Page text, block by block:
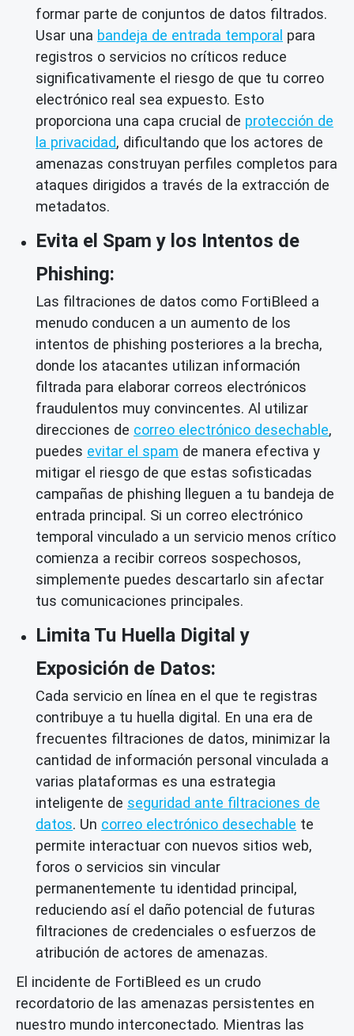
formar parte de conjuntos de datos filtrados.
Usar una bandeja de entrada temporal para
registros o servicios no críticos reduce
significativamente el riesgo de que tu correo
electrónico real sea expuesto. Esto
proporciona una capa crucial de protección de
la privacidad, dificultando que los actores de
amenazas construyan perfiles completos para
ataques dirigidos a través de la extracción de
metadatos.
Evita el Spam y los Intentos de
Phishing:
Las filtraciones de datos como FortiBleed a
menudo conducen a un aumento de los
intentos de phishing posteriores a la brecha,
donde los atacantes utilizan información
filtrada para elaborar correos electrónicos
fraudulentos muy convincentes. Al utilizar
direcciones de correo electrónico desechable,
puedes evitar el spam de manera efectiva y
mitigar el riesgo de que estas sofisticadas
campañas de phishing lleguen a tu bandeja de
entrada principal. Si un correo electrónico
temporal vinculado a un servicio menos crítico
comienza a recibir correos sospechosos,
simplemente puedes descartarlo sin afectar
tus comunicaciones principales.
Limita Tu Huella Digital y
Exposición de Datos:
Cada servicio en línea en el que te registras
contribuye a tu huella digital. En una era de
frecuentes filtraciones de datos, minimizar la
cantidad de información personal vinculada a
varias plataformas es una estrategia
inteligente de seguridad ante filtraciones de
datos. Un correo electrónico desechable te
permite interactuar con nuevos sitios web,
foros o servicios sin vincular
permanentemente tu identidad principal,
reduciendo así el daño potencial de futuras
filtraciones de credenciales o esfuerzos de
atribución de actores de amenazas.
El incidente de FortiBleed es un crudo
recordatorio de las amenazas persistentes en
nuestro mundo interconectado. Mientras las